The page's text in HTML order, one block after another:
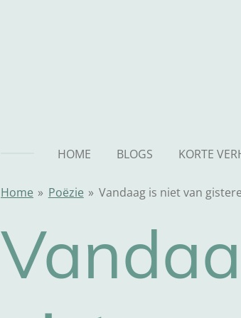
HOME BLOGS KORTE
Home » Poëzie » Vandaag is niet van